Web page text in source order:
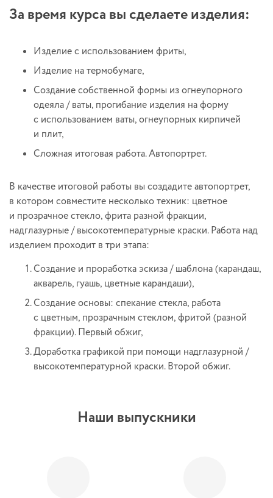
За время курса вы сделаете изделия:
Изделие с использованием фриты,
Изделие на термобумаге,
Создание собственной формы из огнеупорного
одеяла / ваты, прогибание изделия на форму
с использованием ваты, огнеупорных кирпичей
и плит,
Сложная итоговая работа. Автопортрет.
В качестве итоговой работы вы создадите автопортрет,
в котором совместите несколько техник: цветное
и прозрачное стекло, фрита разной фракции,
надглазурные / высокотемпературные краски. Работа над
изделием проходит в три этапа:
Создание и проработка эскиза / шаблона (карандаш,
акварель, гуашь, цветные карандаши),
Создание основы: спекание стекла, работа
с цветным, прозрачным стеклом, фритой (разной
фракции). Первый обжиг,
Доработка графикой при помощи надглазурной /
высокотемпературной краски. Второй обжиг.
Наши выпускники